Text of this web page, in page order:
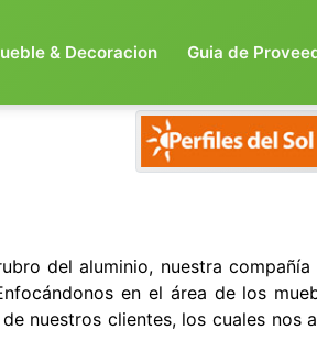
& Decoracion Guia de
del aluminio, nuestra
en el área de los
nuestros clientes, los cuales